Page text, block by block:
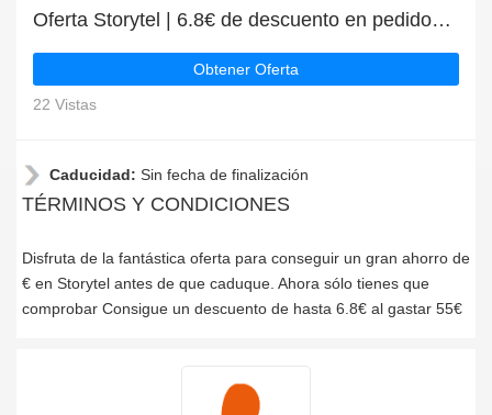
Oferta Storytel | 6.8€ de descuento en pedidos superiores a 55€
Obtener Oferta
22 Vistas
Caducidad: Sin fecha de finalización
TÉRMINOS Y CONDICIONES
Disfruta de la fantástica oferta para conseguir un gran ahorro de
€ en Storytel antes de que caduque. Ahora sólo tienes que
comprobar Consigue un descuento de hasta 6.8€ al gastar 55€